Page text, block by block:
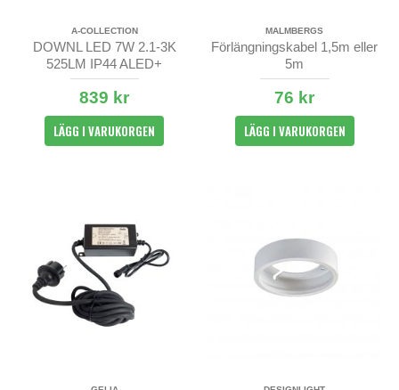
A-COLLECTION
DOWNL LED 7W 2.1-3K
525LM IP44 ALED+
AMBIDIM
839 kr
LÄGG I VARUKORGEN
MALMBERGS
Förlängningskabel 1,5m eller
5m
76 kr
LÄGG I VARUKORGEN